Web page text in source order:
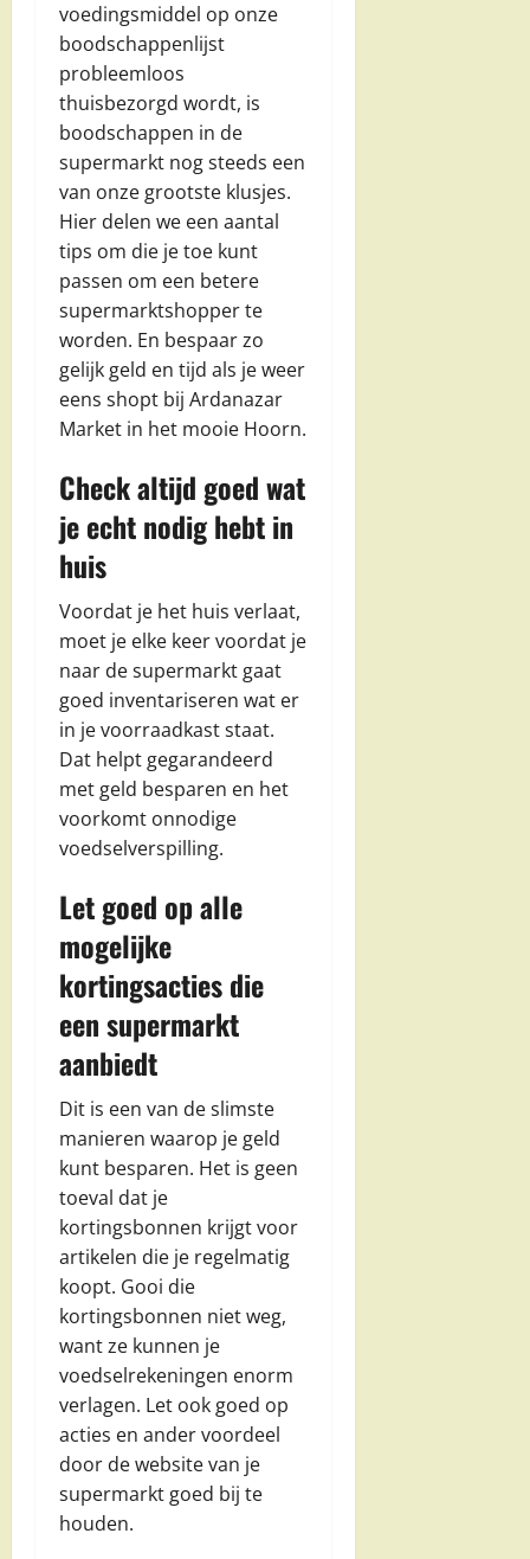
voedingsmiddel op onze
boodschappenlijst
probleemloos
thuisbezorgd wordt, is
boodschappen in de
supermarkt nog steeds een
van onze grootste klusjes.
Hier delen we een aantal
tips om die je toe kunt
passen om een betere
supermarktshopper te
worden. En bespaar zo
gelijk geld en tijd als je weer
eens shopt bij Ardanazar
Market in het mooie Hoorn.
Check altijd goed wat
je echt nodig hebt in
huis
Voordat je het huis verlaat,
moet je elke keer voordat je
naar de supermarkt gaat
goed inventariseren wat er
in je voorraadkast staat.
Dat helpt gegarandeerd
met geld besparen en het
voorkomt onnodige
voedselverspilling.
Let goed op alle
mogelijke
kortingsacties die
een supermarkt
aanbiedt
Dit is een van de slimste
manieren waarop je geld
kunt besparen. Het is geen
toeval dat je
kortingsbonnen krijgt voor
artikelen die je regelmatig
koopt. Gooi die
kortingsbonnen niet weg,
want ze kunnen je
voedselrekeningen enorm
verlagen. Let ook goed op
acties en ander voordeel
door de website van je
supermarkt goed bij te
houden.